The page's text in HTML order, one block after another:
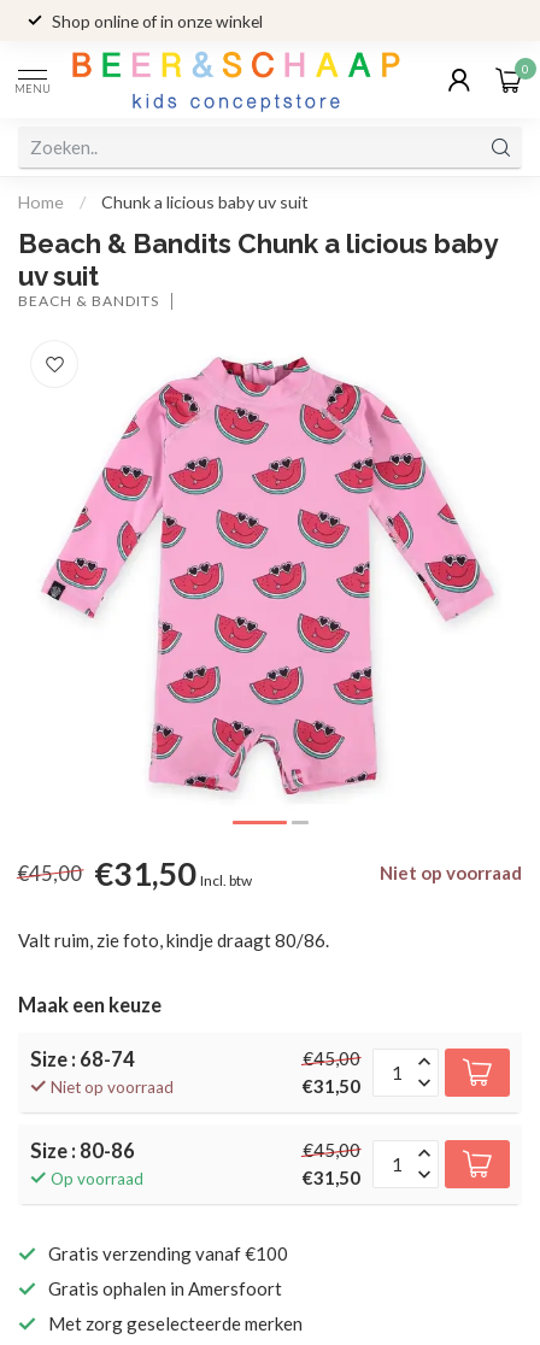
Shop online of in onze winkel
MENU
0
Home / Chunk a licious baby uv suit
Beach & Bandits Chunk a licious baby
uv suit
BEACH & BANDITS
€45,00 €31,50 Incl. btw Niet op voorraad
Valt ruim, zie foto, kindje draagt 80/86.
Maak een keuze
Size : 68-74
Niet op voorraad
€45,00
€31,50
Size : 80-86
Op voorraad
€45,00
€31,50
Gratis verzending vanaf €100
Gratis ophalen in Amersfoort
Met zorg geselecteerde merken